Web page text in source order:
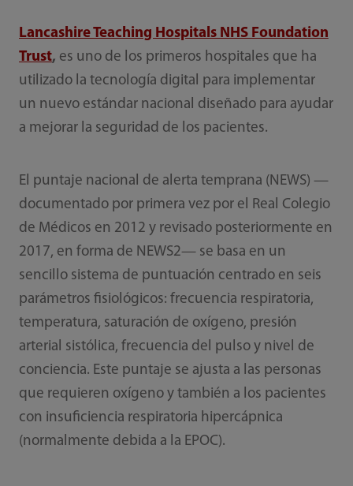
Lancashire Teaching Hospitals NHS Foundation
Trust, es uno de los primeros hospitales que ha
utilizado la tecnología digital para implementar
un nuevo estándar nacional diseñado para ayudar
a mejorar la seguridad de los pacientes.
El puntaje nacional de alerta temprana (NEWS) —
documentado por primera vez por el Real Colegio
de Médicos en 2012 y revisado posteriormente en
2017, en forma de NEWS2— se basa en un
sencillo sistema de puntuación centrado en seis
parámetros fisiológicos: frecuencia respiratoria,
temperatura, saturación de oxígeno, presión
arterial sistólica, frecuencia del pulso y nivel de
conciencia. Este puntaje se ajusta a las personas
que requieren oxígeno y también a los pacientes
con insuficiencia respiratoria hipercápnica
(normalmente debida a la EPOC).